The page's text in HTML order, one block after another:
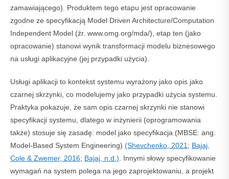
zamawiającego). Produktem tego etapu jest opracowanie
zgodne ze specyfikacją Model Driven Architecture/Computation
Independent Model (źr. www.omg.org/mda/), etap ten (jako
opracowanie) stanowi wynik transformacji modelu biznesowego
na usługi aplikacyjne (jej przypadki użycia).
Usługi aplikacji to kontekst systemu wyrażony jako opis jako
czarnej skrzynki, co modelujemy jako przypadki użycia systemu.
Praktyka pokazuje, że sam opis czarnej skrzynki nie stanowi
specyfikacji systemu, dlatego w inżynierii (oprogramowania
także) stosuje się zasadę: model jako specyfikacja (MBSE: ang.
Model-Based System Engineering) (Shevchenko, 2021; Bajaj,
Cole & Zwemer, 2016; Bajaj, n.d.). Innymi słowy specyfikowanie
wymagań na system polega na jego zaprojektowaniu, a projekt